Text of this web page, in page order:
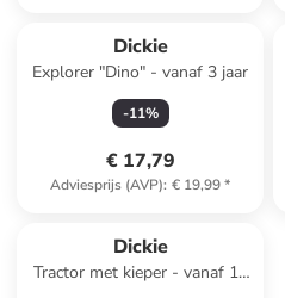
Dickie
Explorer "Dino" - vanaf 3 jaar
-11%
€ 17,79
Adviesprijs (AVP): € 19,99*
Dickie
Tractor met kieper - vanaf 12